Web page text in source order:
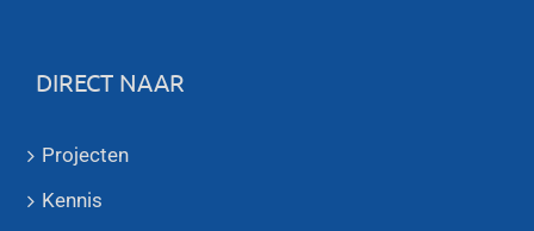
DIRECT NAAR
Projecten
Kennis